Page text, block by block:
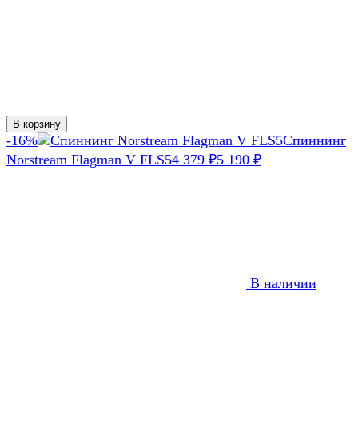
В корзину
-16%
Спиннинг
Norstream Flagman V FLS54 379 ₽5 190 ₽
В наличии